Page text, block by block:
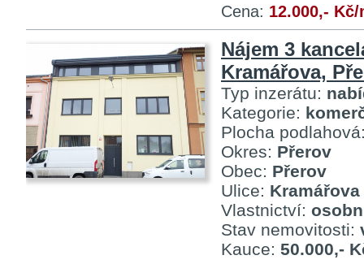
Cena: 12.000,-
Nájem 3
Kramářova,
Typ inzerátu:
Kategorie:
Plocha
Okres: Přerov
Obec: Přerov
Ulice: Kramářova
Vlastnictví:
Stav nemovitosti:
Kauce: 50.000,-